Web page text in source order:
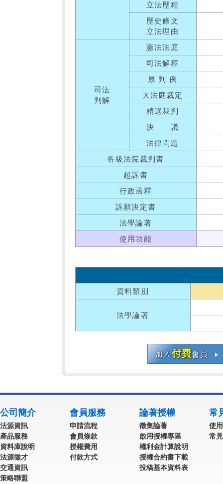
立法歷程
歷史條文
立法理由
司法
判解
憲法法庭
司法解釋
原 判 例
大法庭裁定
精選裁判
決 議
法律問題
各級法院裁判書
起訴書
行政函釋
訴願決定書
法學論著
使用功能
資料類別
法學論著
加入付費會員
公司簡介
法源資訊
產品服務
資料庫說明
法源徵才
交通資訊
策略聯盟
會員服務
申請流程
會員條款
授權費用
付款方式
論著授權
徵集論著
啟用授權專區
權利金計算說明
授權合約書下載
投稿基本資料表
常
使
常